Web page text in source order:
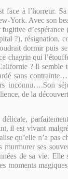
face à l’horreur.
York. Avec son
?), résignation,
dormir puis
chagrin qui
? Il semble
sans
inconnu….Son
de la
il est vivant
qu’elle n’a pas
murmurer ses
de sa vie. Elle
moments